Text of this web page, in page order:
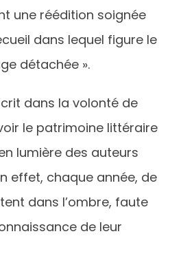
une réédition soignée
dans lequel figure le
détachée ».
dans la volonté de
le patrimoine littéraire
lumière des auteurs
effet, chaque année, de
dans l’ombre, faute
de leur